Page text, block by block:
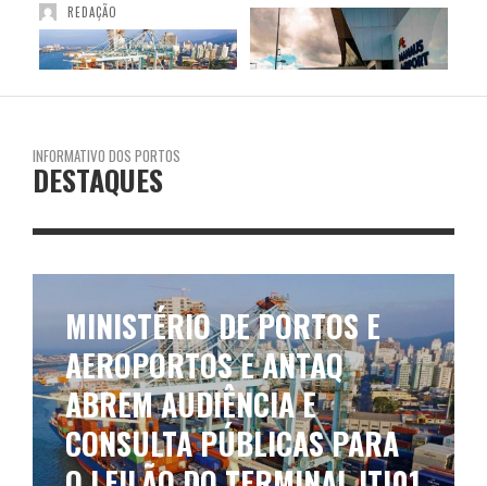
REDAÇÃO
INFORMATIVO DOS PORTOS
DESTAQUES
MINISTÉRIO DE PORTOS E
AEROPORTOS E ANTAQ
ABREM AUDIÊNCIA E
CONSULTA PÚBLICAS PARA